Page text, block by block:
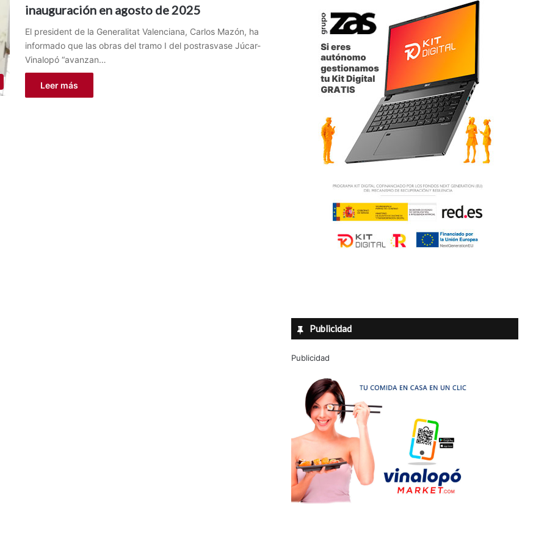
inauguración en agosto de 2025
El president de la Generalitat Valenciana, Carlos Mazón, ha
informado que las obras del tramo I del postrasvase Júcar-
Vinalopó “avanzan…
Leer más
Publicidad
Publicidad